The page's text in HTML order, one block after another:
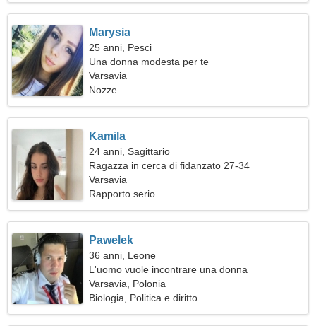
Marysia
25 anni, Pesci
Una donna modesta per te
Varsavia
Nozze
Kamila
24 anni, Sagittario
Ragazza in cerca di fidanzato 27-34
Varsavia
Rapporto serio
Pawelek
36 anni, Leone
L'uomo vuole incontrare una donna
Varsavia, Polonia
Biologia, Politica e diritto